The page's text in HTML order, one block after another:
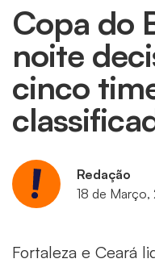
Copa do
noite
cinco
Redação
18 de
Fortaleza e Ceará